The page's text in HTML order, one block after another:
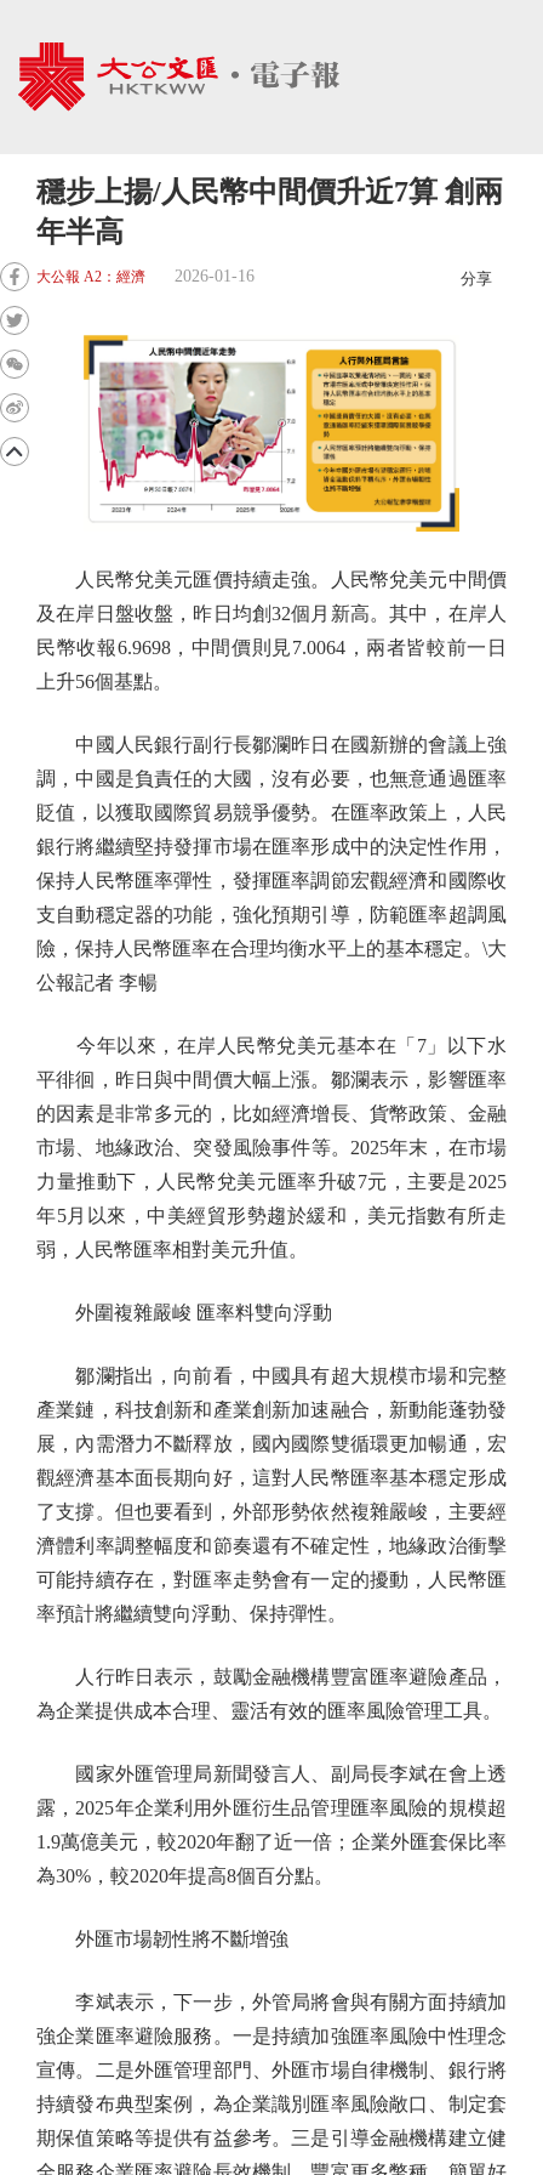
穩步上揚/人民幣中間價升近7算 創兩
年半高
大公報 A2：經濟 2026-01-16 分享
人民幣兌美元匯價持續走強。人民幣兌美元中間價
及在岸日盤收盤，昨日均創32個月新高。其中，在岸人
民幣收報6.9698，中間價則見7.0064，兩者皆較前一日
上升56個基點。
中國人民銀行副行長鄒瀾昨日在國新辦的會議上強
調，中國是負責任的大國，沒有必要，也無意通過匯率
貶值，以獲取國際貿易競爭優勢。在匯率政策上，人民
銀行將繼續堅持發揮市場在匯率形成中的決定性作用，
保持人民幣匯率彈性，發揮匯率調節宏觀經濟和國際收
支自動穩定器的功能，強化預期引導，防範匯率超調風
險，保持人民幣匯率在合理均衡水平上的基本穩定。\大
公報記者 李暢
今年以來，在岸人民幣兌美元基本在「7」以下水
平徘徊，昨日與中間價大幅上漲。鄒瀾表示，影響匯率
的因素是非常多元的，比如經濟增長、貨幣政策、金融
市場、地緣政治、突發風險事件等。2025年末，在市場
力量推動下，人民幣兌美元匯率升破7元，主要是2025
年5月以來，中美經貿形勢趨於緩和，美元指數有所走
弱，人民幣匯率相對美元升值。
外圍複雜嚴峻 匯率料雙向浮動
鄒瀾指出，向前看，中國具有超大規模市場和完整
產業鏈，科技創新和產業創新加速融合，新動能蓬勃發
展，內需潛力不斷釋放，國內國際雙循環更加暢通，宏
觀經濟基本面長期向好，這對人民幣匯率基本穩定形成
了支撐。但也要看到，外部形勢依然複雜嚴峻，主要經
濟體利率調整幅度和節奏還有不確定性，地緣政治衝擊
可能持續存在，對匯率走勢會有一定的擾動，人民幣匯
率預計將繼續雙向浮動、保持彈性。
人行昨日表示，鼓勵金融機構豐富匯率避險產品，
為企業提供成本合理、靈活有效的匯率風險管理工具。
國家外匯管理局新聞發言人、副局長李斌在會上透
露，2025年企業利用外匯衍生品管理匯率風險的規模超
1.9萬億美元，較2020年翻了近一倍；企業外匯套保比率
為30%，較2020年提高8個百分點。
外匯市場韌性將不斷增強
李斌表示，下一步，外管局將會與有關方面持續加
強企業匯率避險服務。一是持續加強匯率風險中性理念
宣傳。二是外匯管理部門、外匯市場自律機制、銀行將
持續發布典型案例，為企業識別匯率風險敞口、制定套
期保值策略等提供有益參考。三是引導金融機構建立健